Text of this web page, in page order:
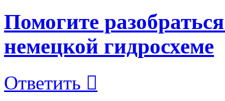
Помогите
немецкой гидросхеме
Ответить